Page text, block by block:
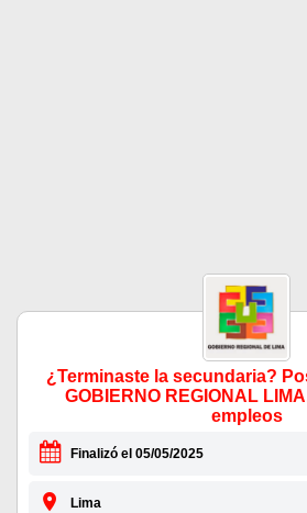
¿Terminaste la secundaria?
GOBIERNO REGIONAL
empleos
Finalizó el 05/05/2025
Lima